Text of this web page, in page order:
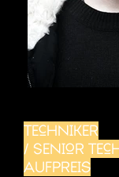
Techniker
/ Senior
aufpreis